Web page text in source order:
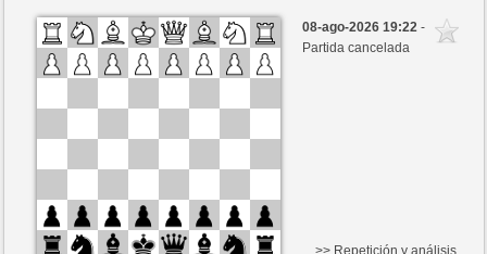
Negras
ermaba (1306) (-15)
Blancas
Buong (1317) (+15)
08-ago-2026 19:22-
Partida cancelada
>> Repetición y análisis